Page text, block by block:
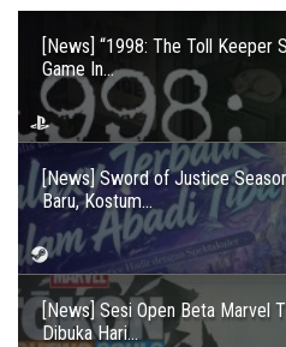
[News] “1998: The Toll Keeper
Game In...
[News] Sword of Justice
Baru, Kostum...
[News] Sesi Open Beta Marvel
Dibuka Hari...